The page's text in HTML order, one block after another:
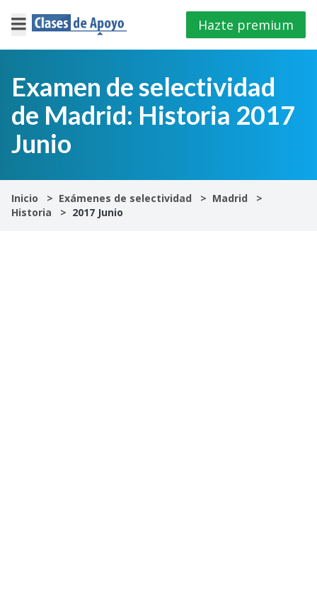
×
Iniciar
sesión
E.S.O
Hazte premium
Examen de selectividad
de Madrid: Historia 2017
Junio
Inicio Exámenes de selectividad
Madrid
Historia
2017 Junio